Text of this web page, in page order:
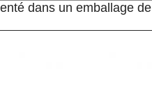
dans un emballage de